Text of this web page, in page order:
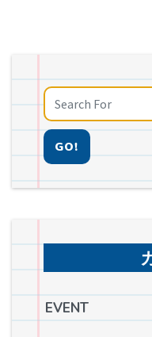
GO!
EVENT